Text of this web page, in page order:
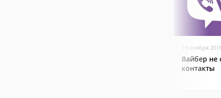
19 ноября
Вайбер не
контакты